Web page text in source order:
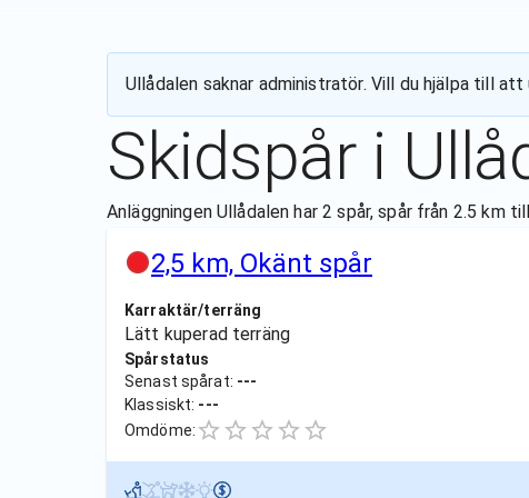
Ullådalen saknar administratör. Vill du hjälpa till
Skidspår i
Anläggningen Ullådalen har 2 spår, spår från 2.5 km
2,5 km, Okänt spår
Karraktär/terräng
Lätt kuperad terräng
Spårstatus
Senast spårat: ---
Klassiskt: ---
Omdöme: